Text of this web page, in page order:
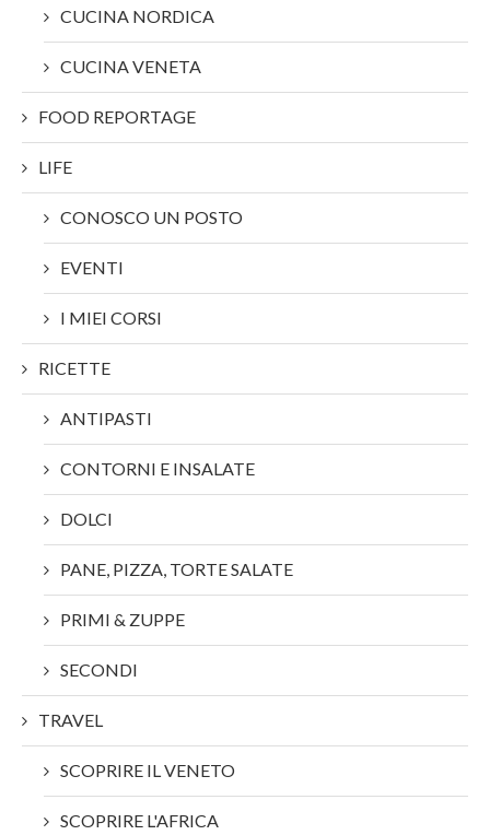
CUCINA NORDICA
CUCINA VENETA
FOOD REPORTAGE
LIFE
CONOSCO UN POSTO
EVENTI
I MIEI CORSI
RICETTE
ANTIPASTI
CONTORNI E INSALATE
DOLCI
PANE, PIZZA, TORTE SALATE
PRIMI & ZUPPE
SECONDI
TRAVEL
SCOPRIRE IL VENETO
SCOPRIRE L'AFRICA